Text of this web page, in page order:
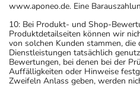
individuell abstimmt, sollten
nach seinen Anweisungen
Aufbewahrung
Aufbewahrung
www.aponeo.de. Eine
10: Bei Produkt- und Shop-
Produktdetailseiten können wir
von solchen Kunden stammen, die
Dienstleistungen tatsächlich
Bewertungen, bei denen bei der
Auffälligkeiten oder Hinweise
Zweifeln Anlass geben, werden